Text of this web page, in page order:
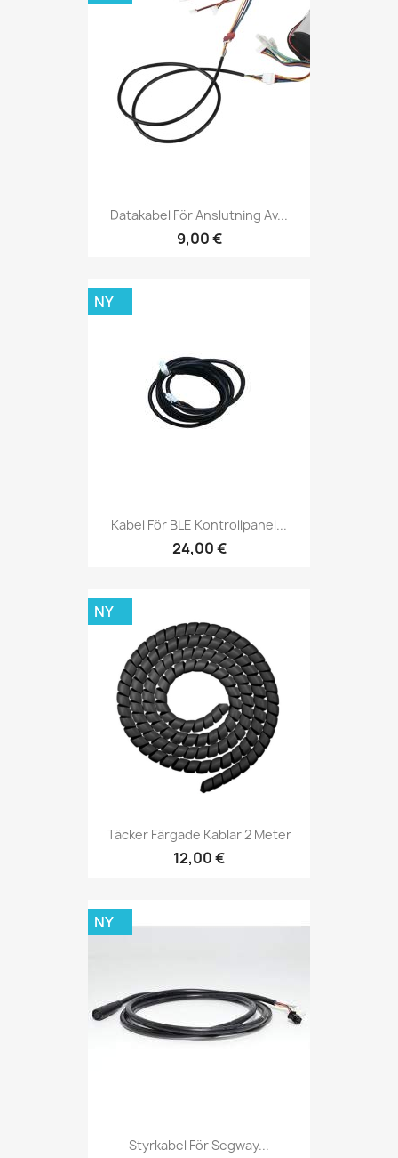
Datakabel För Anslutning Av...
9,00 €
Kabel För BLE Kontrollpanel...
24,00 €
NY
Täcker Färgade Kablar 2 Meter
12,00 €
NY
Styrkabel För Segway...
NY